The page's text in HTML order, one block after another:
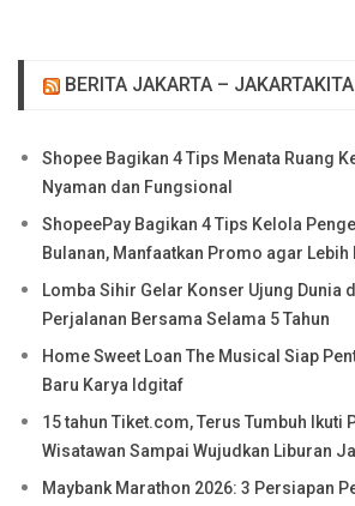
BERITA JAKARTA –
Shopee Bagikan 4 Tips Menata Ruang
Nyaman dan Fungsional
ShopeePay Bagikan 4 Tips Kelola
Bulanan, Manfaatkan Promo agar Lebih
Lomba Sihir Gelar Konser Ujung Dunia
Perjalanan Bersama Selama 5 Tahun
Home Sweet Loan The Musical Siap
Baru Karya Idgitaf
15 tahun Tiket.com, Terus Tumbuh Ikuti
Wisatawan Sampai Wujudkan Liburan
Maybank Marathon 2026: 3 Persiapan